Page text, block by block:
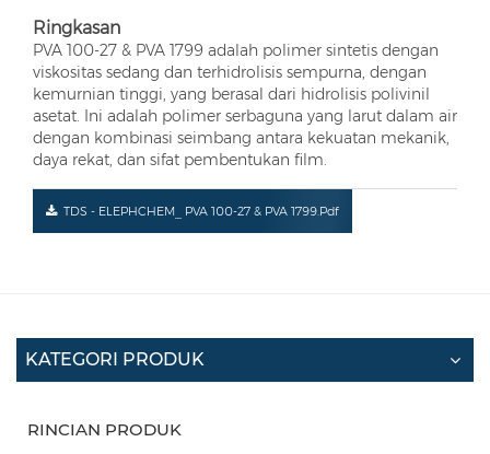
Ringkasan
PVA 100-27 & PVA 1799 adalah polimer sintetis dengan
viskositas sedang dan terhidrolisis sempurna, dengan
kemurnian tinggi, yang berasal dari hidrolisis polivinil
asetat. Ini adalah polimer serbaguna yang larut dalam air
dengan kombinasi seimbang antara kekuatan mekanik,
daya rekat, dan sifat pembentukan film.
TDS - ELEPHCHEM_ PVA 100-27 & PVA 1799.pdf
KATEGORI PRODUK
RINCIAN PRODUK